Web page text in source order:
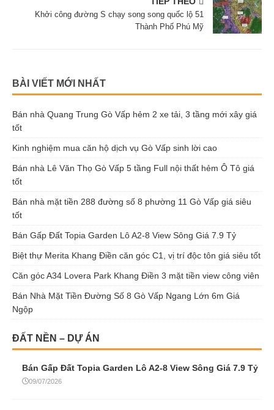
Khởi công đường S chạy song song quốc lộ 51
Thành Phố Phú Mỹ
BÀI VIẾT MỚI NHẤT
Bán nhà Quang Trung Gò Vấp hẻm 2 xe tải, 3 tầng mới xây giá
tốt
Kinh nghiệm mua căn hộ dịch vụ Gò Vấp sinh lời cao
Bán nhà Lê Văn Thọ Gò Vấp 5 tầng Full nội thất hẻm Ô Tô giá
tốt
Bán nhà mặt tiền 288 đường số 8 phường 11 Gò Vấp giá siêu
tốt
Bán Gấp Đất Topia Garden Lô A2-8 View Sông Giá 7.9 Tỷ
Biệt thự Merita Khang Điền căn góc C1, vị trí độc tôn giá siêu tốt
Căn góc A34 Lovera Park Khang Điền 3 mặt tiền view công viên
Bán Nhà Mặt Tiền Đường Số 8 Gò Vấp Ngang Lớn 6m Giá
Ngộp
ĐẤT NỀN – DỰ ÁN
Bán Gấp Đất Topia Garden Lô A2-8 View Sông Giá 7.9 Tỷ
09/07/2026